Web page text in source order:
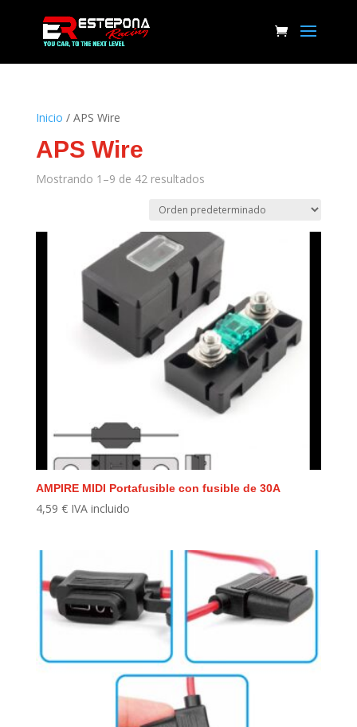
Inicio / APS Wire
APS Wire
Mostrando 1–9 de 42 resultados
AMPIRE MIDI Portafusible con fusible de 30A
4,59 € IVA incluido